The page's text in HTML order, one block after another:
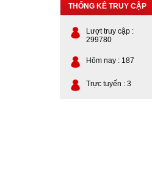
THỐNG KÊ TRUY CẬP
Lượt truy cập :
299780
Hôm nay : 187
Trực tuyến : 3